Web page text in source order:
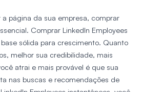
página da sua empresa, comprar
Comprar LinkedIn Employees
sólida para crescimento. Quanto
melhor sua credibilidade, mais
atrai e mais provável é que sua
nas buscas e recomendações de